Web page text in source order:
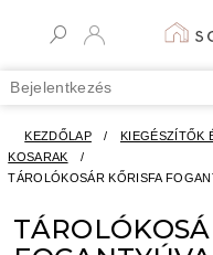
Bejelentkezés
KEZDŐLAP / KIEGÉSZÍTŐK
KOSARAK
/
TÁROLÓKOSÁR KŐRISFA